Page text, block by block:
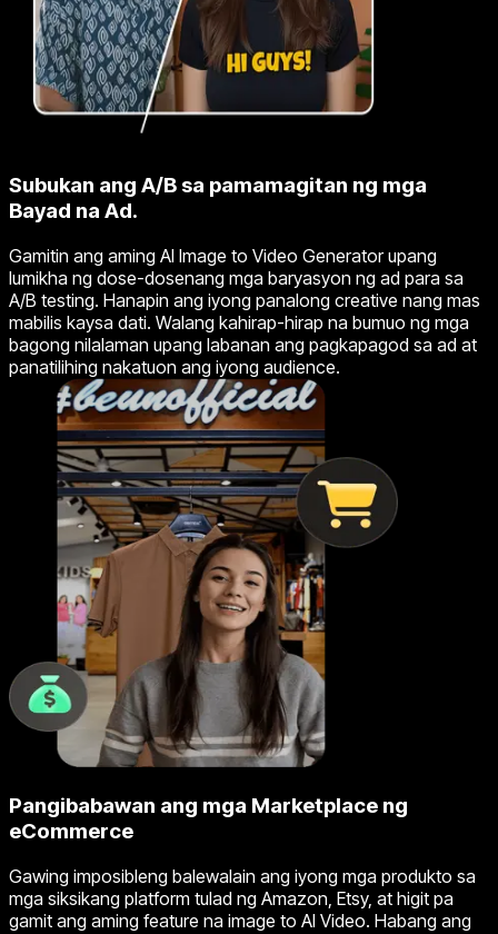
Subukan ang A/B sa pamamagitan ng mga
Bayad na Ad.
Gamitin ang aming AI Image to Video Generator upang
lumikha ng dose-dosenang mga baryasyon ng ad para sa
A/B testing. Hanapin ang iyong panalong creative nang mas
mabilis kaysa dati. Walang kahirap-hirap na bumuo ng mga
bagong nilalaman upang labanan ang pagkapagod sa ad at
panatilihing nakatuon ang iyong audience.
Pangibabawan ang mga Marketplace ng
eCommerce
Gawing imposibleng balewalain ang iyong mga produkto sa
mga siksikang platform tulad ng Amazon, Etsy, at higit pa
gamit ang aming feature na image to AI Video. Habang ang